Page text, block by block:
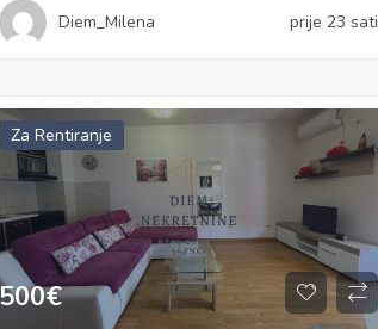
Diem_Milena prije 23 sati
Za Rentiranje
500€